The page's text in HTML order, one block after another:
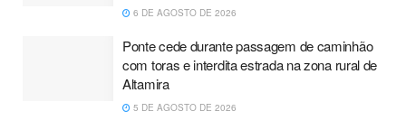
6 DE AGOSTO DE 2026
Ponte cede durante passagem de caminhão
com toras e interdita estrada na zona rural de
Altamira
5 DE AGOSTO DE 2026